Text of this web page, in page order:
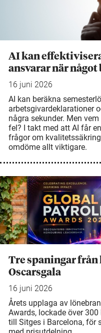
AI kan
ansvarar när något
16 juni 2026
AI kan beräkna
arbetsgivardeklarationer
några sekunder. Men
fel? I takt med att AI får
frågor om
omdöme allt viktigare.
Tre spaningar från
Oscarsgala
16 juni 2026
Årets upplaga av
Awards, lockade över
till Sitges i Barcelona, för